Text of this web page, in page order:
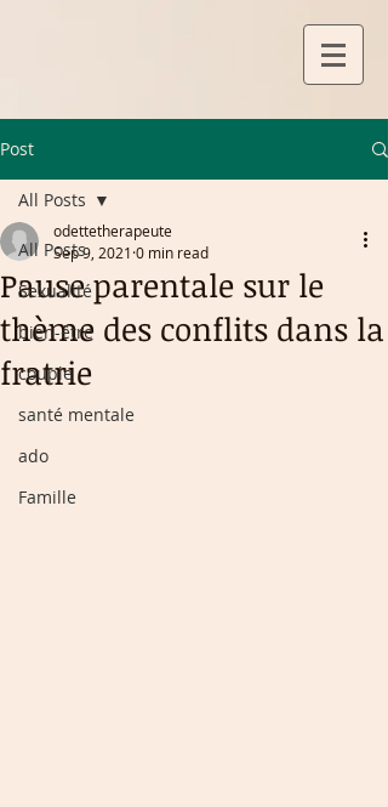
Post
All Posts
Sexualité
bien-être
couple
santé mentale
ado
Famille
All Posts
Pause parentale sur le
thème des conflits dans la
fratrie
odettetherapeute
Sep 9, 2021 0 min read